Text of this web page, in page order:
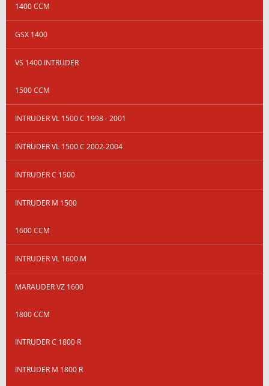
1400 CCM
GSX 1400
VS 1400 INTRUDER
1500 CCM
INTRUDER VL 1500 C 1998 - 2001
INTRUDER VL 1500 C 2002-2004
INTRUDER C 1500
INTRUDER M 1500
1600 CCM
INTRUDER VL 1600 M
MARAUDER VZ 1600
1800 CCM
INTRUDER C 1800 R
INTRUDER M 1800 R